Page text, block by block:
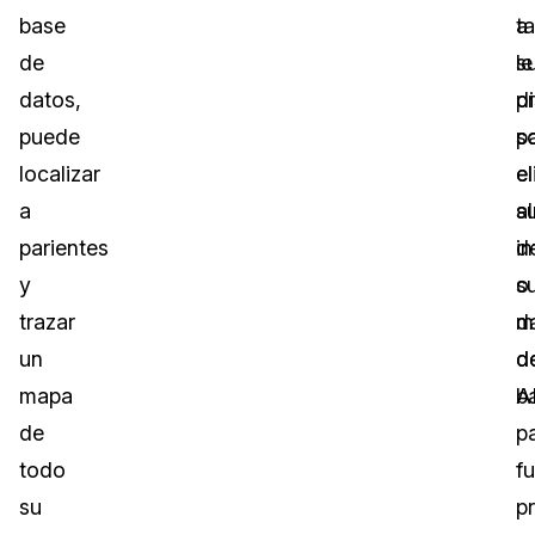
base
de
datos,
puede
localizar
a
parientes
y
trazar
un
mapa
de
todo
su
a
o
le
el